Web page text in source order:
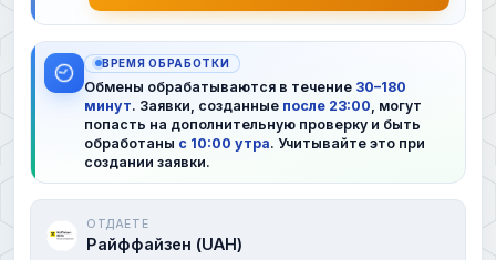
ВРЕМЯ ОБРАБОТКИ
Обмены обрабатываются в течение 30–180
минут. Заявки, созданные после 23:00 , могут
попасть на дополнительную проверку и быть
обработаны с 10:00 утра. Учитывайте это при
создании заявки.
ОТДАЕТЕ
Райффайзен (UAH)